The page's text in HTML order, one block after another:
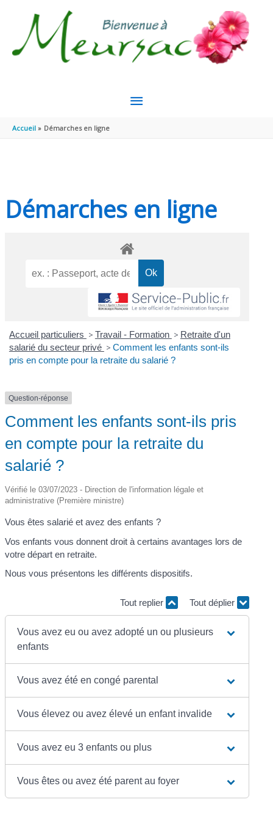
MENU
Accueil Démarches en ligne
Démarches en ligne
Accueil particuliers > Travail - Formation > Retraite d'un
salarié du secteur privé > Comment les enfants sont-ils
pris en compte pour la retraite du salarié ?
Question-réponse
Comment les enfants sont-ils pris
en compte pour la retraite du
salarié ?
Vérifié le 03/07/2023 - Direction de l'information légale et
administrative (Première ministre)
Vous êtes salarié et avez des enfants ?
Vos enfants vous donnent droit à certains avantages lors de
votre départ en retraite.
Nous vous présentons les différents dispositifs.
Tout replier Tout déplier
Vous avez eu ou avez adopté un ou plusieurs
enfants
Vous avez été en congé parental
Vous élevez ou avez élevé un enfant invalide
Vous avez eu 3 enfants ou plus
Vous êtes ou avez été parent au foyer